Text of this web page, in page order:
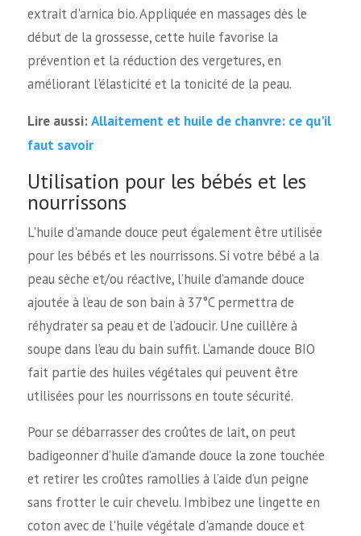
extrait d'arnica bio. Appliquée en massages dès le
début de la grossesse, cette huile favorise la
prévention et la réduction des vergetures, en
améliorant l'élasticité et la tonicité de la peau.
Lire aussi:Allaitement et huile de chanvre: ce qu'il
faut savoir
Utilisation pour les bébés et les
nourrissons
L'huile d'amande douce peut également être utilisée
pour les bébés et les nourrissons. Si votre bébé a la
peau sèche et/ou réactive, l’huile d’amande douce
ajoutée à l’eau de son bain à 37°C permettra de
réhydrater sa peau et de l’adoucir. Une cuillère à
soupe dans l’eau du bain suffit. L’amande douce BIO
fait partie des huiles végétales qui peuvent être
utilisées pour les nourrissons en toute sécurité.
Pour se débarrasser des croûtes de lait, on peut
badigeonner d’huile d’amande douce la zone touchée
et retirer les croûtes ramollies à l’aide d’un peigne
sans frotter le cuir chevelu. Imbibez une lingette en
coton avec de l'huile végétale d'amande douce et